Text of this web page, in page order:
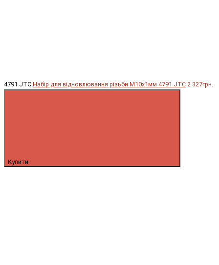
4791 JTC Набір для відновлювання різьби М10х1мм 4791 JTC 2 327грн.
Купити